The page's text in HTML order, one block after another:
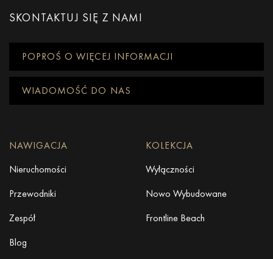
SKONTAKTUJ SIĘ Z NAMI
POPROŚ O WIĘCEJ INFORMACJI
WIADOMOŚĆ DO NAS
NAWIGACJA
Nieruchomości
Przewodniki
Zespół
Blog
KOLEKCJA
Wyłączności
Nowo Wybudowane
Frontline Beach